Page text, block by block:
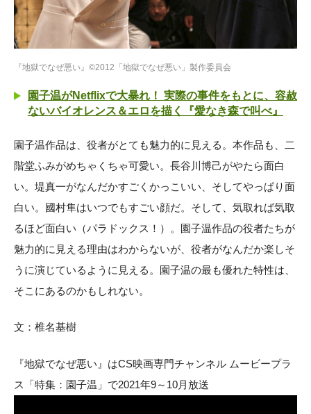
『地獄でなぜ悪い』©2012「地獄でなぜ悪い」製作委員会
園子温がNetflixで大暴れ！ 実際の事件をもとに、容赦
ないバイオレンス＆エロを描く『愛なき森で叫べ』
園子温作品は、役者がとても魅力的に見える。本作品も、二
階堂ふみがめちゃくちゃ可愛い。長谷川博己がやたら面白
い。堤真一がなんだかすごくかっこいい、そしてやっぱり面
白い。國村隼はいつでもすごい顔だ。そして、気取れば気取
るほど面白い（パラドックス！）。園子温作品の役者たちが
魅力的に見える理由はわからないが、役者がなんだか楽しそ
うに演じているように見える。園子温の最も優れた特性は、
そこにあるのかもしれない。
文：椎名基樹
『地獄でなぜ悪い』はCS映画専門チャンネル ムービープラ
ス「特集：園子温」で2021年9～10月放送